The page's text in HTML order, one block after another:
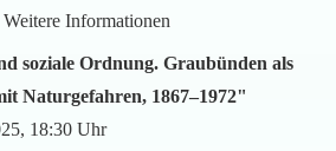
Weitere Informationen
soziale Ordnung. Graubünden als
Naturgefahren, 1867–1972"
18:30 Uhr